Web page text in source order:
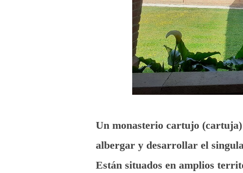
Un monasterio cartujo
albergar y desarrollar el
Están situados en amplios